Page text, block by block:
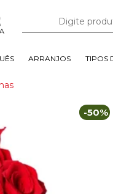
ARRANJOS TIPOS
-50%